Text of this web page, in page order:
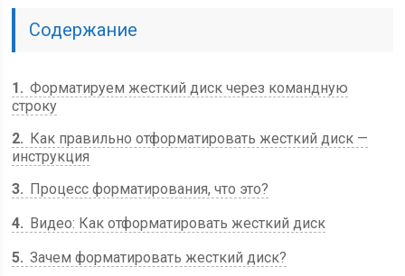
Содержание
1
Форматируем жесткий диск через командную
строку
2
Как правильно отформатировать жесткий диск —
инструкция
3
Процесс форматирования, что это?
4
Видео: Как отформатировать жесткий диск
5 Зачем форматировать жесткий диск?